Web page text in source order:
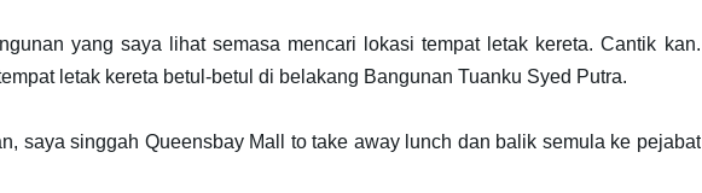
yang saya lihat semasa mencari lokasi tempat letak kereta. Cantik kan.
letak kereta betul-betul di belakang Bangunan Tuanku Syed Putra.
saya singgah Queensbay Mall to take away lunch dan balik semula ke pejabat